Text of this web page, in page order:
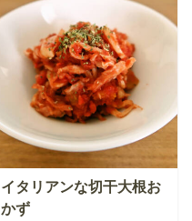
イタリアンな切干大根お
かず